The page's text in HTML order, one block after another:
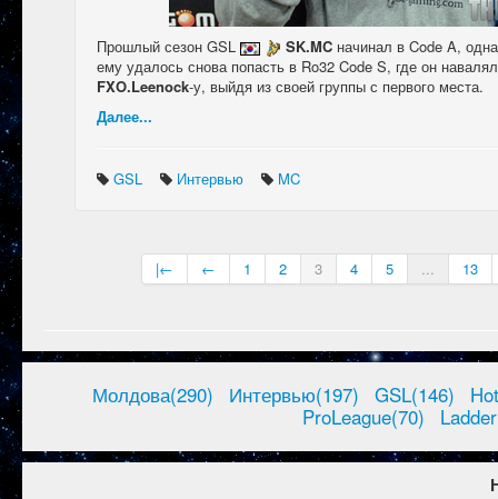
Прошлый сезон GSL SK.MC начинал в Code A,
ему удалось снова попасть в Ro32 Code S, где он
FXO.Leenock-у, выйдя из своей группы с первого места.
Далее...
GSL Интервью MC
|← ← 1 2 3 4 5 ... 13
Молдова(290) Интервью(197) GSL(146)
ProLeague(70)